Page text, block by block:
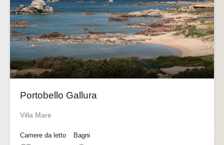
Portobello Gallura
Villa Mare
Camere da letto
Bagni